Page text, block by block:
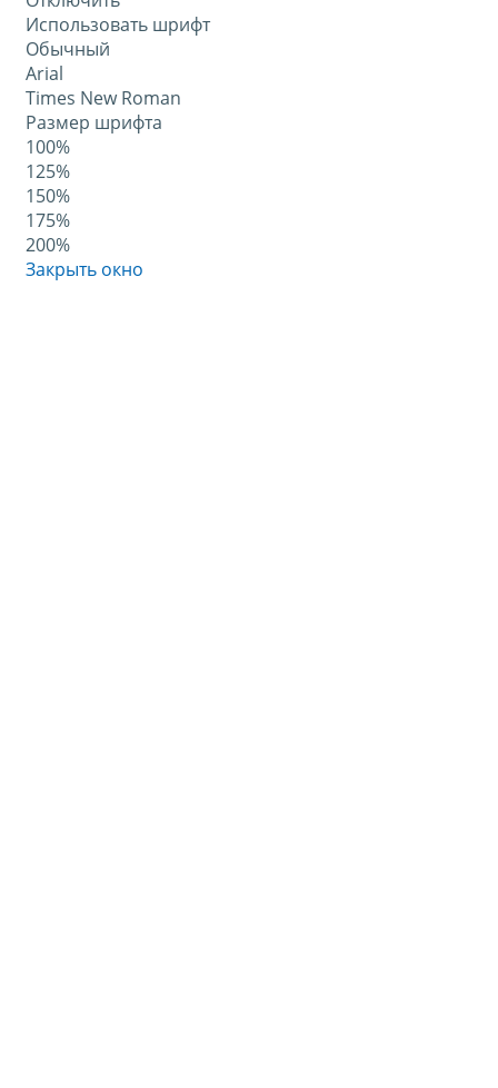
Использовать шрифт
Обычный
Arial
Times New Roman
Размер шрифта
100%
125%
150%
175%
200%
Закрыть окно